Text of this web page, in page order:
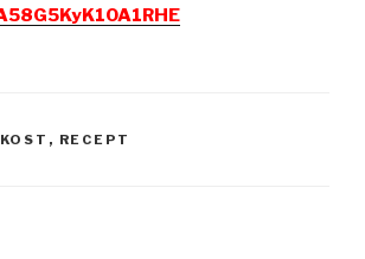
KOST , RECEPT